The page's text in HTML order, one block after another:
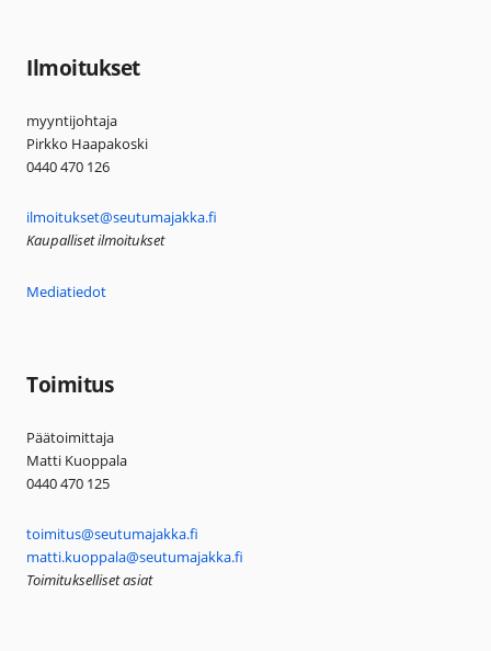
Ilmoitukset
myyntijohtaja
Pirkko Haapakoski
0440 470 126
ilmoitukset@seutumajakka.fi
Kaupalliset ilmoitukset
Mediatiedot
Toimitus
Päätoimittaja
Matti Kuoppala
0440 470 125
toimitus@seutumajakka.fi
matti.kuoppala@seutumajakka.fi
Toimitukselliset asiat